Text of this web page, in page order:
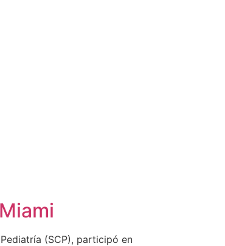
(SCP), participó en